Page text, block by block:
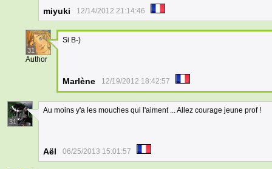
miyuki 12/14/2012 21:14:46
31
Author
Si B-)
Marlène 12/19/2012 18:42:57
31
Au moins y'a les mouches qui l'aiment ... Allez courage jeune prof !
Aël 06/25/2013 15:01:57